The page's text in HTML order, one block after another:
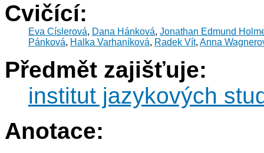
Cvičící:
Eva Císlerová, Dana Hánková, Jonathan Edmund
Pánková, Halka Varhaníková, Radek Vít, Anna
Předmět zajišťuje:
institut jazykových
Anotace: